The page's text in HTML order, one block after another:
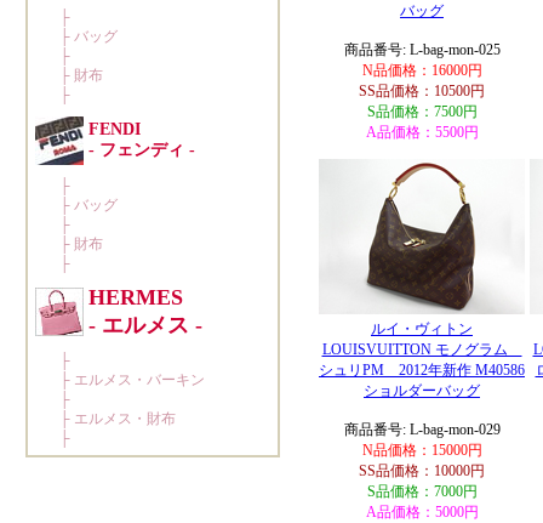
バッグ
商品番号: L-bag-mon-025
N品価格：16000円
SS品価格：10500円
S品価格：7500円
A品価格：5500円
ルイ・ヴィトン
LOUISVUITTON モノグラム
シュリPM 2012年新作 M40586
ショルダーバッグ
商品番号: L-bag-mon-029
N品価格：15000円
SS品価格：10000円
S品価格：7000円
A品価格：5000円